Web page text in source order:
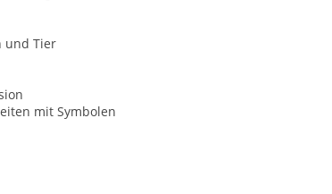
und Tier
mit Symbolen